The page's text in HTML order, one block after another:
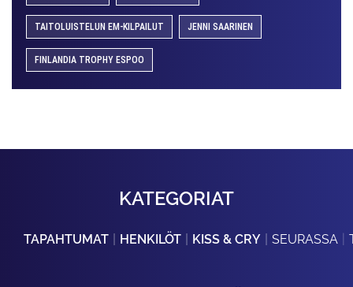
TAITOLUISTELUN EM-KILPAILUT JENNI SAARINEN
FINLANDIA TROPHY ESPOO
KATEGORIAT
TAPAHTUMAT HENKILÖT KISS & CRY SEURASSA